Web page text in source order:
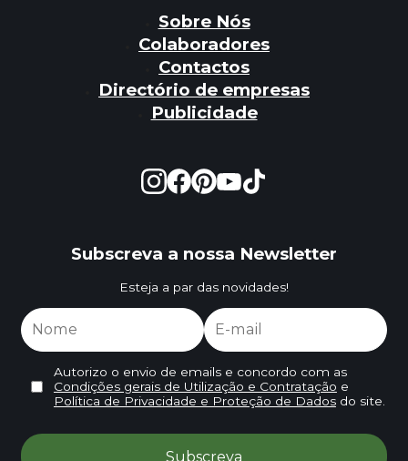
Sobre Nós
Colaboradores
Contactos
Directório de empresas
Publicidade
Subscreva a nossa Newsletter
Esteja a par das novidades!
Autorizo o envio de emails e concordo com as
Condições gerais de Utilização e Contratação e
Política de Privacidade e Proteção de Dadosdo site.